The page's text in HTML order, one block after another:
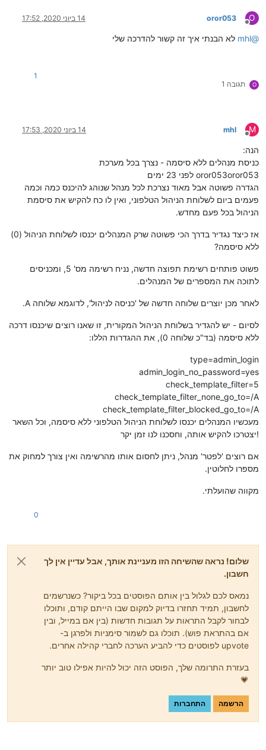
O
מנותק
oror053 14 ביוני 2020, 17:52
@
mhl לא הבנתי איך זה קשור להדרכה שלי
O תגובה 1
1
M
מנותק
mhl 14 ביוני 2020, 17:53
הנה:
כניסת מנהלים ללא סיסמה - נצרך בכל מערכת
oror053oror053 לפני 23 ימים
הגדרה פשוטה אבל מאוד נצרכת לכל מנהל שנוהג להיכנס כמה וכמה
פעמים ביום לשלוחת הניהול הטלפוני, ואין לו כח להקיש את סיסמת
הניהול בכל פעם מחדש.
אז כיצד נגדיר בדרך הכי פשוטה שרק המנהלים יכנסו לשלוחת הניהול (0)
ללא סיסמה?
פשוט פותחים רשימת תפוצה חדשה, נניח רשימה מס' 5, ומכניסים
לתוכה את המספרים של המנהלים.
לאחר מכן יוצרים שלוחה חדשה של 'כניסה לניהול', לדוגמא שלוחה A.
לסיום - יש להגדיר בשלוחת הניהול המקורית, זו שאנו רוצים שיכנסו דרכה
ללא סיסמה (בד"כ שלוחה 0), את ההגדרות הללו:
type=admin_login
admin_login_no_password=yes
check_template_filter=5
check_template_filter_none_go_to=/A
check_template_filter_blocked_go_to=/A
מעכשיו המנהלים יכנסו לשלוחת הניהול הטלפוני ללא סיסמה, וכל השאר
יצטרכו להקיש אותה, וחסכנו לנו זמן יקר!
אם רוצים 'לפטר' מנהל, ניתן לחסום אותו מהרשימה ואין צורך למחוק את
מספרו לחלוטין.
מקווה שהועלתי.
0
שלום! נראה שהשיחה הזו מעניינת אותך, אבל עדיין אין לך
חשבון.
נמאס לכם לגלול בין אותם הפוסטים בכל ביקור? כשנרשמים
לחשבון, תמיד תחזרו בדיוק למקום שבו הייתם קודם, ותוכלו
לבחור לקבל התראות על תגובות חדשות (בין אם במייל, ובין
אם בהתראת פוש). תוכלו גם לשמור סימניות ולפרגן ב-
upvote לפוסטים כדי להביע הערכה לחברי קהילה אחרים.
בעזרת התרומה שלך, הפוסט הזה יכול להיות אפילו טוב יותר
💗
הרשמה התחברות